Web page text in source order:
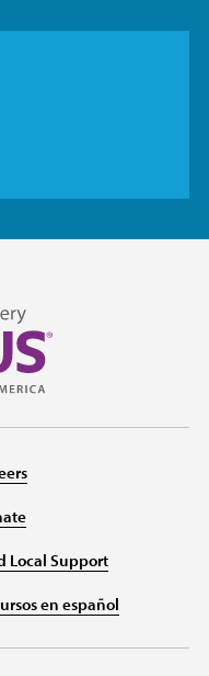
Local Support
en español